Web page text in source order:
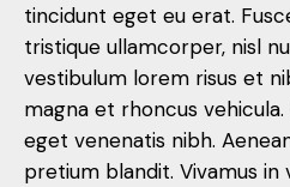
tincidunt eget eu erat.
tristique ullamcorper, nisl
vestibulum lorem risus et
magna et rhoncus
eget venenatis nibh.
pretium blandit. Vivamus in